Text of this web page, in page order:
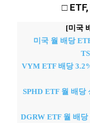
□
[미국
미국 월 배당
VYM ETF 배당
SPHD ETF 월 배당
DGRW ETF 월 배